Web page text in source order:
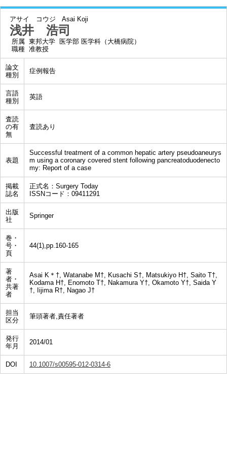
アサイ コウジ Asai Koji
浅井 浩司
所属 東邦大学 医学部 医学科（大橋病院）
職種 准教授
論文
種別
症例報告
言語
種別
英語
査読
の有
無
査読あり
表題
Successful treatment of a common hepatic artery pseudoaneurys
m using a coronary covered stent following pancreatoduodenecto
my: Report of a case
掲載
誌名
正式名：Surgery Today
ISSNコード：09411291
出版
社
Springer
巻・
号・
頁
44(1),pp.160-165
著
者・
共著
者
Asai K＊†, Watanabe M†, Kusachi S†, Matsukiyo H†, Saito T†,
Kodama H†, Enomoto T†, Nakamura Y†, Okamoto Y†, Saida Y
†, Iijima R†, Nagao J†
担当
区分
筆頭著者,責任著者
発行
年月
2014/01
DOI 10.1007/s00595-012-0314-6